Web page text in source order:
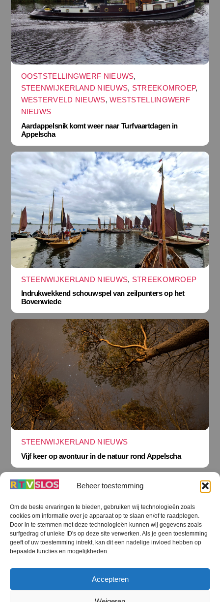
Beheer toestemming
Om de beste ervaringen te bieden, gebruiken wij technologieën zoals
cookies om informatie over je apparaat op te slaan en/of te raadplegen.
Door in te stemmen met deze technologieën kunnen wij gegevens zoals
surfgedrag of unieke ID's op deze site verwerken. Als je geen toestemming
geeft of uw toestemming intrekt, kan dit een nadelige invloed hebben op
bepaalde functies en mogelijkheden.
Accepteren
OOSTSTELLINGWERF NIEUWS,
STEENWIJKERLAND NIEUWS, STREEKOMROEP,
WESTERVELD NIEUWS,WESTSTELLINGWERF
NIEUWS
Aardappelsnik komt weer naar Turfvaartdagen in
Appelscha
STEENWIJKERLAND NIEUWS, STREEKOMROEP
Indrukwekkend schouwspel van zeilpunters op het
Bovenwiede
STEENWIJKERLAND NIEUWS
Vijf keer op avontuur in de natuur rond Appelscha
Terug
naar
boven
RTV SLOS
RTV SLOS ANBI